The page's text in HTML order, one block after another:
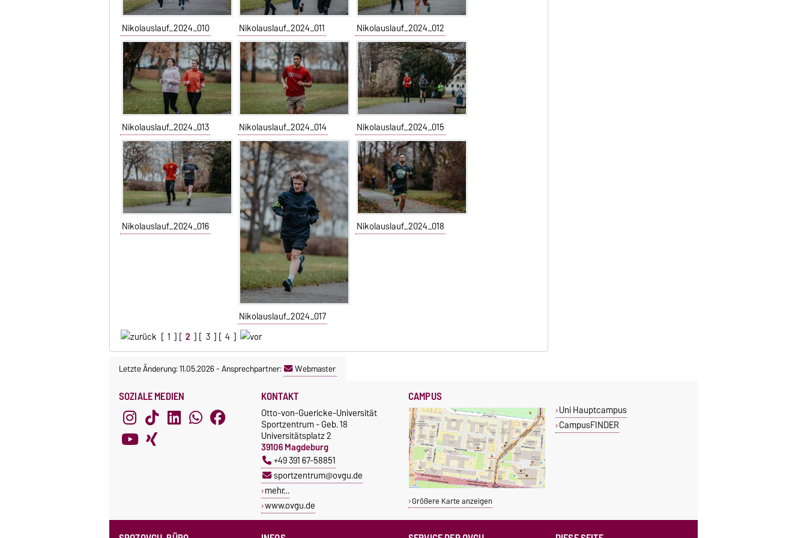
Nikolauslauf_2024_010 Nikolauslauf_2024_011 Nikolauslauf_2024_012
Nikolauslauf_2024_013 Nikolauslauf_2024_014 Nikolauslauf_2024_015
Nikolauslauf_2024_016
Nikolauslauf_2024_017
Nikolauslauf_2024_018
[ 1 ] [ 2 ] [ 3 ] [ 4 ]
Letzte Änderung: 11.05.2026-Ansprechpartner: Webmaster
SOZIALE MEDIEN KONTAKT
Otto-von-Guericke-Universität
Sportzentrum - Geb. 18
Universitätsplatz 2
39106 Magdeburg
+49 391 67-58851
sportzentrum@ovgu.de
mehr…
www.ovgu.de
CAMPUS
Größere Karte anzeigen
Uni Hauptcampus
CampusFINDER